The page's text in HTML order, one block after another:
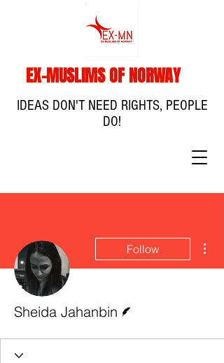
EX-MUSLIMS OF NORWAY
IDEAS DON'T NEED RIGHTS, PEOPLE
DO!
Follow
Sheida Jahanbin